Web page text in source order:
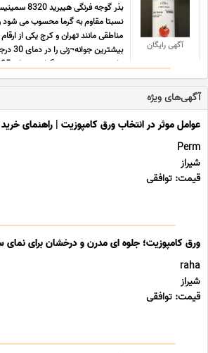
آگهی رایگان
بذر گوجه
نسبتا مقاوم به گرما محسوب می شود
مناطقی مانند تهران و کرج یکی از
دارد. و بیشترین رشد گیاه در دمای 25 تا 30 درجه س ... ...
آگهی‌های ویژه
عوامل موثر در انتخاب ورق کامپوزیت | راهنمای
Perm
شیراز
قیمت: توافقی
ورق کامپوزیت؛ جلوه ای مدرن و درخشان برای نمای
raha
شیراز
قیمت: توافقی